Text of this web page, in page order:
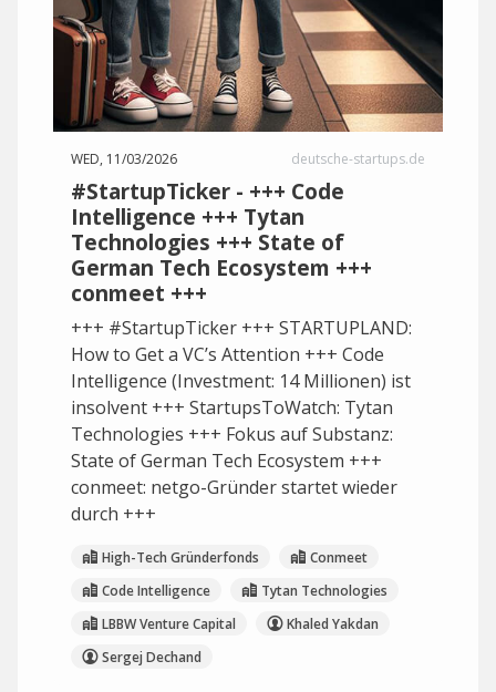
WED, 11/03/2026 deutsche-startups.de
#StartupTicker - +++ Code
Intelligence +++ Tytan
Technologies +++ State of
German Tech Ecosystem +++
conmeet +++
+++ #StartupTicker +++ STARTUPLAND:
How to Get a VC’s Attention +++ Code
Intelligence (Investment: 14 Millionen) ist
insolvent +++ StartupsToWatch: Tytan
Technologies +++ Fokus auf Substanz:
State of German Tech Ecosystem +++
conmeet: netgo-Gründer startet wieder
durch +++
High-Tech Gründerfonds
Conmeet
Code Intelligence
Tytan Technologies
LBBW Venture Capital
Khaled Yakdan
Sergej Dechand